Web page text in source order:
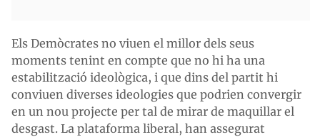
Els Demòcrates no viuen el millor dels seus
moments tenint en compte que no hi ha una
estabilització ideològica, i que dins del partit hi
conviuen diverses ideologies que podrien convergir
en un nou projecte per tal de mirar de maquillar el
desgast. La plataforma liberal, han assegurat